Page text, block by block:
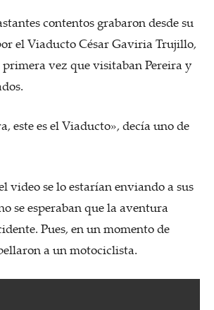
contentos grabaron desde su
el Viaducto César Gaviria Trujillo,
primera vez que visitaban Pereira y
este es el Viaducto», decía uno de
video se lo estarían enviando a sus
se esperaban que la aventura
Pues, en un momento de
a un motociclista.